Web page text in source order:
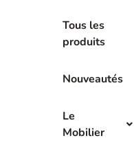
Tous les
produits
Nouveautés
Le
Mobilier